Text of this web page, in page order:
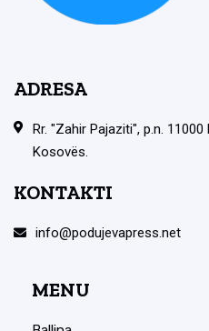
ADRESA
Rr. "Zahir Pajaziti", p.n. 11000
Kosovës.
KONTAKTI
info@podujevapress.net
MENU